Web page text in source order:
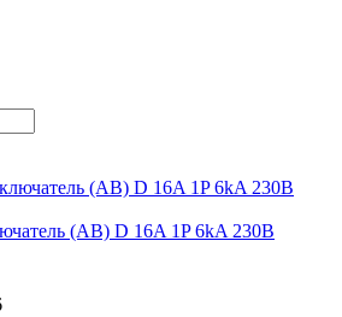
(АВ) D 16A 1P 6kA 230В